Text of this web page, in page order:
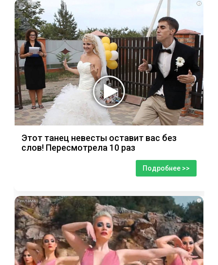
i
Этот танец невесты оставит вас без
слов! Пересмотрела 10 раз
Подробнее >>
i